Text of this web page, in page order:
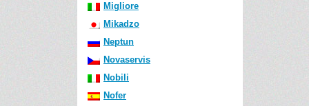
Migliore
Mikadzo
Neptun
Novaservis
Nobili
Nofer